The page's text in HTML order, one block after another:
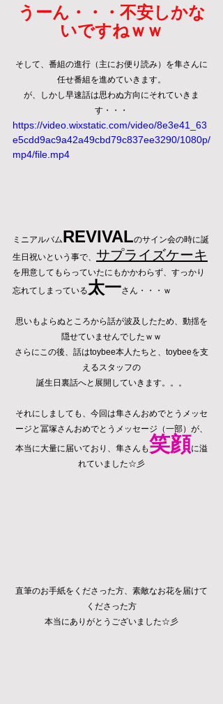
うーん・・・不安しかな
いですねｗｗ
そして、番組の進行（主にお便り読み）を隼さんに
任せ番組を進めていきます。
が、しかし早速話は思わぬ方向にそれていきま
す・・・
https://video.wixstatic.com/video/8e3e41_63
e5cdd9ac9a42a49cbd79c837ee3290/1080p/
mp4/file.mp4
ミニアルバムREVIVALのサイン会の時に誕
生日祝いという事で、 サプライズケーキ
を用意してもらっていたにもかかわらず、すっかり
忘れてしまっている太一さん・・・ｗ
思いもよらぬところから話が波及したため、動揺を
隠せていませんでしたｗｗ
さらにこの後、話はtoybee本人たちと、toybeeを支
えるスタッフの
誕生日裏話へと展開していきます。。。
それにしましても、今回は隼さんおめでとうメッセ
ージと冨塚さんおめでとうメッセージ（一部）が、
本当に大量に届いており、隼さんも笑顔に溢
れていました☆彡
直筆のお手紙をくださった方、素敵なお花を届けて
くださった方
本当にありがとうございました☆彡